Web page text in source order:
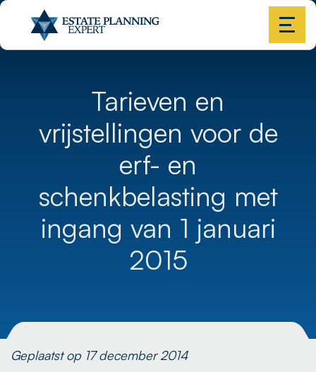
Tarieven en
vrijstellingen voor de
erf- en
schenkbelasting met
ingang van 1 januari
2015
Geplaatst op 17 december 2014